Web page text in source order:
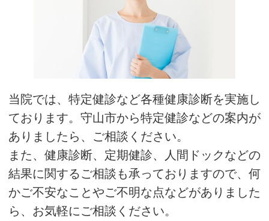
当院では、特定健診など各種健康診断を実施し
ております。守山市から特定健診などの案内が
ありましたら、ご相談ください。
また、健康診断、定期健診、人間ドックなどの
結果に関するご相談も承っておりますので、何
かご不安なことやご不明な点などがありました
ら、お気軽にご相談ください。